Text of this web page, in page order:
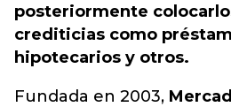
posteriormente
crediticias como
hipotecarios y otros.
Fundada en 2003,